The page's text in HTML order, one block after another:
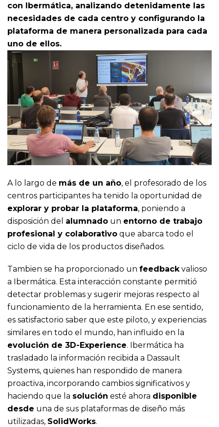
con Ibermática, analizando detenidamente las
necesidades de cada centro y configurando la
plataforma de manera personalizada para cada
uno de ellos.
A lo largo de más de un año, el profesorado de los
centros participantes ha tenido la oportunidad de
explorar y probar la plataforma, poniendo a
disposición del alumnado un entorno de trabajo
profesional y colaborativo que abarca todo el
ciclo de vida de los productos diseñados.
Tambien se ha proporcionado un feedback valioso
a Ibermática. Esta interacción constante permitió
detectar problemas y sugerir mejoras respecto al
funcionamiento de la herramienta. En ese sentido,
es satisfactorio saber que este piloto, y experiencias
similares en todo el mundo, han influido en la
evolución de 3D-Experience. Ibermática ha
trasladado la información recibida a Dassault
Systems, quienes han respondido de manera
proactiva, incorporando cambios significativos y
haciendo que la solución esté ahora disponible
desde una de sus plataformas de diseño más
utilizadas, SolidWorks.